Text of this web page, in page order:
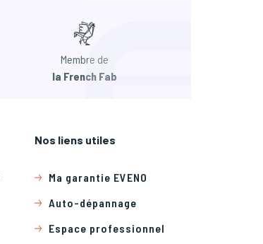
Membre de
la French Fab
Nos liens utiles
Ma garantie EVENO
Auto-dépannage
Espace professionnel